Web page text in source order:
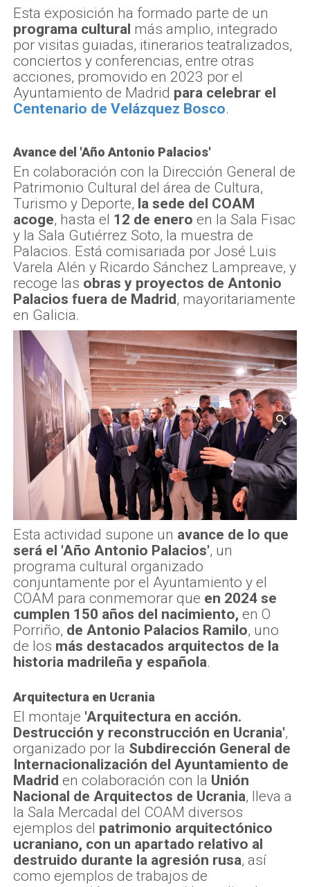
Esta exposición ha formado parte de un
programa cultural más amplio, integrado
por visitas guiadas, itinerarios teatralizados,
conciertos y conferencias, entre otras
acciones, promovido en 2023 por el
Ayuntamiento de Madrid para celebrar el
Centenario de Velázquez Bosco.
Avance del 'Año Antonio Palacios'
En colaboración con la Dirección General de
Patrimonio Cultural del área de Cultura,
Turismo y Deporte, la sede del COAM
acoge, hasta el 12 de enero en la Sala Fisac
y la Sala Gutiérrez Soto, la muestra de
Palacios. Está comisariada por José Luis
Varela Alén y Ricardo Sánchez Lampreave, y
recoge las obras y proyectos de Antonio
Palacios fuera de Madrid, mayoritariamente
en Galicia.
Esta actividad supone un avance de lo que
será el 'Año Antonio Palacios', un
programa cultural organizado
conjuntamente por el Ayuntamiento y el
COAM para conmemorar que en 2024 se
cumplen 150 años del nacimiento, en O
Porriño, de Antonio Palacios Ramilo, uno
de los más destacados arquitectos de la
historia madrileña y española.
Arquitectura en Ucrania
El montaje 'Arquitectura en acción.
Destrucción y reconstrucción en Ucrania',
organizado por la Subdirección General de
Internacionalización del Ayuntamiento de
Madrid en colaboración con la Unión
Nacional de Arquitectos de Ucrania, lleva a
la Sala Mercadal del COAM diversos
ejemplos del patrimonio arquitectónico
ucraniano, con un apartado relativo al
destruido durante la agresión rusa, así
como ejemplos de trabajos de